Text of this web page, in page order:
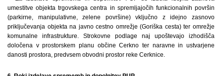
umestitve objekta trgovskega centra in spremljajočih funkcionalnih površin
(parkirne, manipulativne, zelene površine) vključno z idejno zasnovo
priključevanja objekta na javno cestno omrežje (Goriška cesta) ter omrežje
komunalne infrastrukture. Strokovne podlage naj upoštevajo izhodišča
določena v prostorskem planu občine Cerkno ter naravne in ustvarjene
danosti prostora, predvsem obvodni prostor reke Cerknice.